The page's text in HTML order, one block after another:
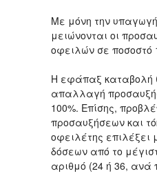
Με μόνη την
μειώνονται οι
οφειλών σε ποσοστό
Η εφάπαξ καταβολή
απαλλαγή
100%. Επίσης,
προσαυξήσεων και
οφειλέτης επιλέξει
δόσεων από το
αριθμό (24 ή 36, ανά